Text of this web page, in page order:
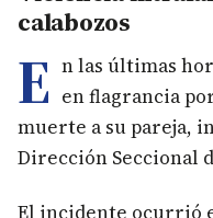
calabozos
E n las últimas
en flagrancia
muerte a su pareja,
Dirección Seccional
El incidente ocurrió